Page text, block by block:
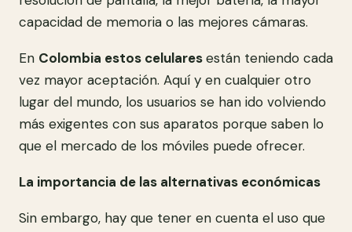
capacidad de memoria o las mejores cámaras.
En Colombia estos celularesestán teniendo cada
vez mayor aceptación. Aquí y en cualquier otro
lugar del mundo, los usuarios se han ido volviendo
más exigentes con sus aparatos porque saben lo
que el mercado de los móviles puede ofrecer.
La importancia de las alternativas económicas
Sin embargo, hay que tener en cuenta el uso que